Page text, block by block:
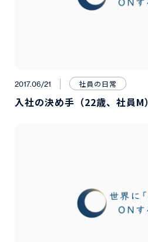
2017.06/21 社員の日常
入社の決め手（22歳、社員M）